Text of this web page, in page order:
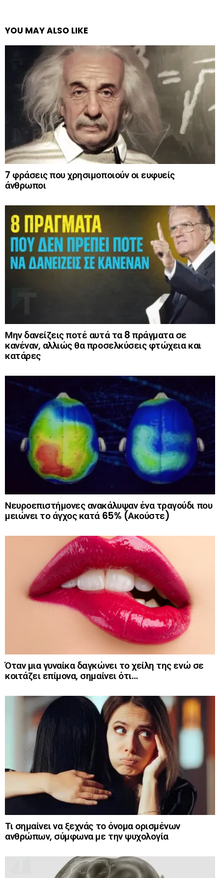
YOU MAY ALSO LIKE
7 φράσεις που χρησιμοποιούν οι ευφυείς
άνθρωποι
Μην δανείζεις ποτέ αυτά τα 8 πράγματα σε
κανέναν, αλλιώς θα προσελκύσεις φτώχεια και
κατάρες
Νευροεπιστήμονες ανακάλυψαν ένα τραγούδι που
μειώνει το άγχος κατά 65% (Ακούστε)
Όταν μια γυναίκα δαγκώνει το χείλη της ενώ σε
κοιτάζει επίμονα, σημαίνει ότι…
Τι σημαίνει να ξεχνάς το όνομα ορισμένων
ανθρώπων, σύμφωνα με την ψυχολογία